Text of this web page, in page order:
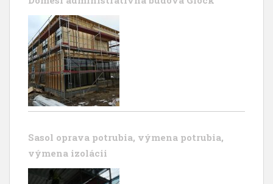
Sasol oprava potrubia, výmena potrubia,
výmena izolácii